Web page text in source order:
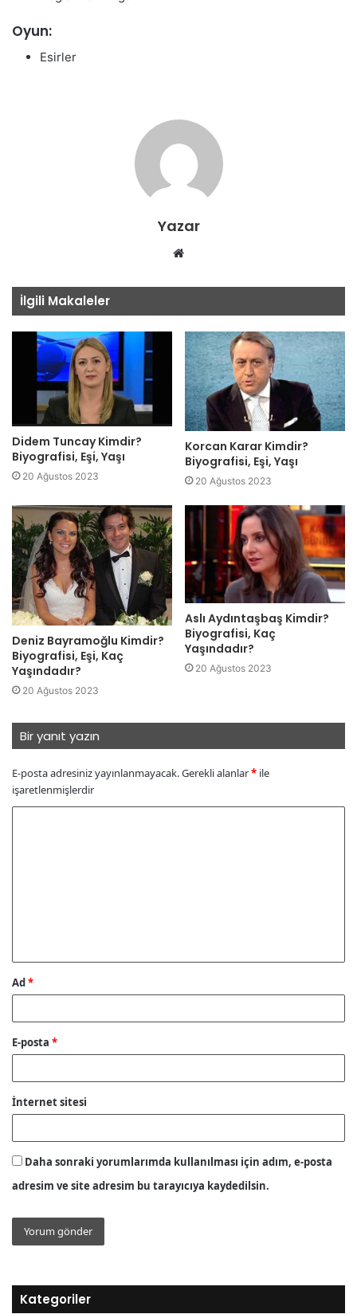
Oyun:
Esirler
Yazar
Web
İlgili Makaleler
Didem Tuncay Kimdir?
Biyografisi, Eşi, Yaşı
20 Ağustos 2023
Korcan Karar Kimdir?
Biyografisi, Eşi, Yaşı
20 Ağustos 2023
Deniz Bayramoğlu Kimdir?
Biyografisi, Eşi, Kaç
Yaşındadır?
20 Ağustos 2023
Aslı Aydıntaşbaş Kimdir?
Biyografisi, Kaç
Yaşındadır?
20 Ağustos 2023
Bir yanıt yazın
E-posta adresiniz yayınlanmayacak.Gerekli alanlar* ile
işaretlenmişlerdir
Ad*
E-posta *
İnternet sitesi
Daha sonraki yorumlarımda kullanılması için adım, e-posta
adresim ve site adresim bu tarayıcıya kaydedilsin.
Kategoriler